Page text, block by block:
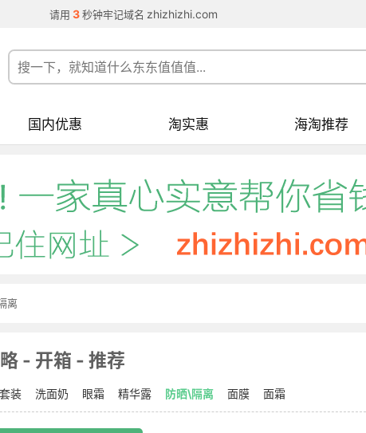
请用 3 秒钟牢记域名 zhizhizhi.com
国内优惠 淘实惠 海淘推荐
离
- 开箱 - 推荐
装 洗面奶 眼霜 精华露 防晒\隔离 面膜 面霜